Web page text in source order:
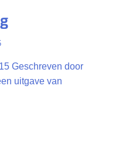
Geschreven door
uitgave van